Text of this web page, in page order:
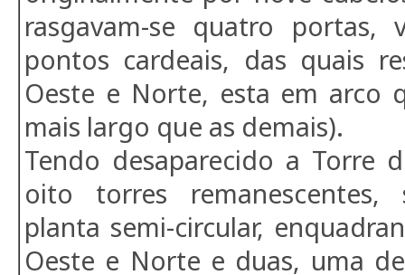
rasgavam-se quatro portas,
pontos cardeais, das quais
Oeste e Norte, esta em arco
mais largo que as demais).
Tendo desaparecido a Torre
oito torres remanescentes,
planta semi-circular,
Oeste e Norte e duas, uma